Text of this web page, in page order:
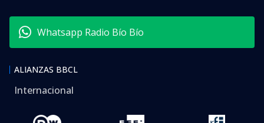
Whatsapp Radio Bío Bío
ALIANZAS BBCL
Internacional